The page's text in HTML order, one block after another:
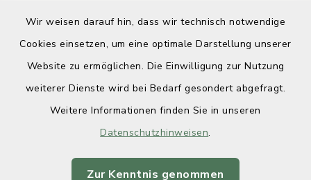
Wir weisen darauf hin, dass wir technisch notwendige
Cookies einsetzen, um eine optimale Darstellung unserer
Website zu ermöglichen. Die Einwilligung zur Nutzung
weiterer Dienste wird bei Bedarf gesondert abgefragt.
Weitere Informationen finden Sie in unseren
Datenschutzhinweisen.
Zur Kenntnis genommen
Barrierefreiheit